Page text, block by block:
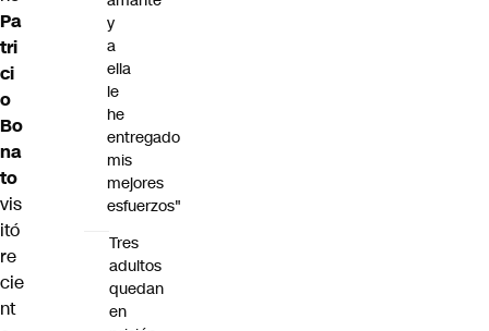
Pa
tri
ci
o
Bo
na
to
vis
itó
re
cie
nt
y
a
ella
le
he
entregado
mis
mejores
esfuerzos"
Tres
adultos
quedan
en